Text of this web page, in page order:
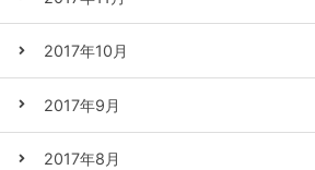
2017年10月
2017年9月
2017年8月